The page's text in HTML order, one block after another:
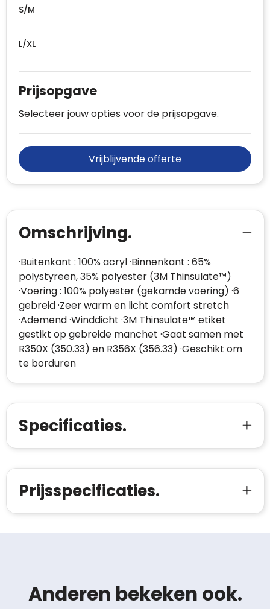
S/M
L/XL
Prijsopgave
Selecteer jouw opties voor de prijsopgave.
Vrijblijvende offerte
Omschrijving.
·Buitenkant : 100% acryl ·Binnenkant : 65%
polystyreen, 35% polyester (3M Thinsulate™)
·Voering : 100% polyester (gekamde voering) ·6
gebreid ·Zeer warm en licht comfort stretch
·Ademend ·Winddicht ·3M Thinsulate™ etiket
gestikt op gebreide manchet ·Gaat samen met
R350X (350.33) en R356X (356.33) ·Geschikt om
te borduren
Specificaties.
Prijsspecificaties.
Anderen bekeken ook.